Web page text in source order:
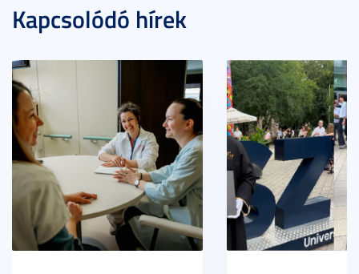
Kapcsolódó hírek